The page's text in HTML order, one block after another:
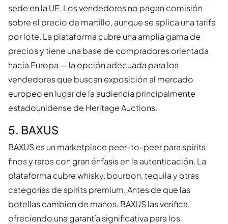
sede en la UE. Los vendedores no pagan comisión
sobre el precio de martillo, aunque se aplica una tarifa
por lote. La plataforma cubre una amplia gama de
precios y tiene una base de compradores orientada
hacia Europa — la opción adecuada para los
vendedores que buscan exposición al mercado
europeo en lugar de la audiencia principalmente
estadounidense de Heritage Auctions.
5. BAXUS
BAXUS es un marketplace peer-to-peer para spirits
finos y raros con gran énfasis en la autenticación. La
plataforma cubre whisky, bourbon, tequila y otras
categorías de spirits premium. Antes de que las
botellas cambien de manos, BAXUS las verifica,
ofreciendo una garantía significativa para los